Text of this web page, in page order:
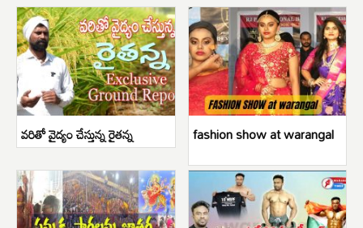
వరితో వైద్యం చేస్తున్న రైతన్న fashion show at warangal